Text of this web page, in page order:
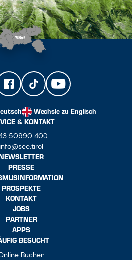
Wechsle zu Englisch
& KONTAKT
50990 400
info@see.tirol
PRESSE
PROSPEKTE
KONTAKT
JOBS
PARTNER
APPS
BESUCHT
Buchen